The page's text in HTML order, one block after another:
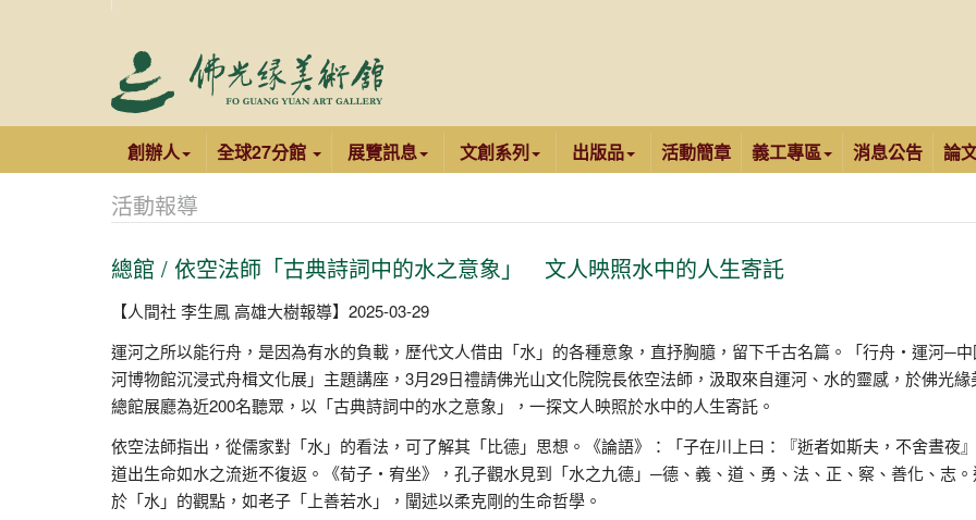
創辦人 全球27分館 展覽訊息 文創系列 出版品 活動簡章 義工專區 消息公告 論
活動報導
總館 / 依空法師「古典詩詞中的水之意象」 文人映照水中的人生寄託
【人間社 李生鳳 高雄大樹報導】2025-03-29
運河之所以能行舟，是因為有水的負載，歷代文人借由「水」的各種意象，直抒胸臆，留下千古名篇。「行舟‧運河─中
河博物館沉浸式舟楫文化展」主題講座，3月29日禮請佛光山文化院院長依空法師，汲取來自運河、水的靈感，於佛光緣
總館展廳為近200名聽眾，以「古典詩詞中的水之意象」，一探文人映照於水中的人生寄託。
依空法師指出，從儒家對「水」的看法，可了解其「比德」思想。《論語》：「子在川上曰：『逝者如斯夫，不舍晝夜』
道出生命如水之流逝不復返。《荀子‧宥坐》，孔子觀水見到「水之九德」─德、義、道、勇、法、正、察、善化、志
於「水」的觀點，如老子「上善若水」，闡述以柔克剛的生命哲學。